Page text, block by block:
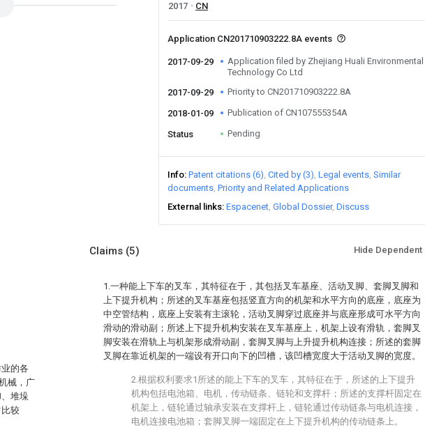
2017
CN
Application CN201710903222.8A events
2017-09-29
Application filed by Zhejiang Huali Environmental
Technology Co Ltd
2017-09-29
Priority to CN201710903222.8A
2018-01-09 Publication of CN107555354A
Status Pending
Info Patent citations (6) Cited by (3) Legal events Similar
documents Priority and Related Applications
External links Espacenet Global Dossier Discuss
的各
械，广
堆垛
较
Claims (5) Hide Dependent
1.一种能上下车的叉车，其特征在于，其包括叉车基座、活动叉脚、套脚叉脚和
上下提升机构；所述的叉车基座包括竖直方向的机架和水平方向的底座，底座为
中空管结构，底座上安装有主滚轮，活动叉脚穿过底座并与底座形成可水平方向
滑动的滑动副；所述上下提升机构安装在叉车基座上，机架上设有滑轨，套脚叉
脚安装在滑轨上与机架形成滑动副，套脚叉脚与上升提升机构连接；所述的套脚
叉脚在靠近机架的一端设有开口向下的凹槽，该凹槽宽度大于活动叉脚的宽度。
2.根据权利要求1所述的能上下车的叉车，其特征在于，所述的上下提升
机构包括电池箱、电机，传动链条、链轮和支撑杆；所述的支撑杆固定在
机架上，链轮通过轴承安装在支撑杆上，链轮通过传动链条与电机连接，
电机连接电池箱；套脚叉脚一端固定在上下提升机构的传动链条上。